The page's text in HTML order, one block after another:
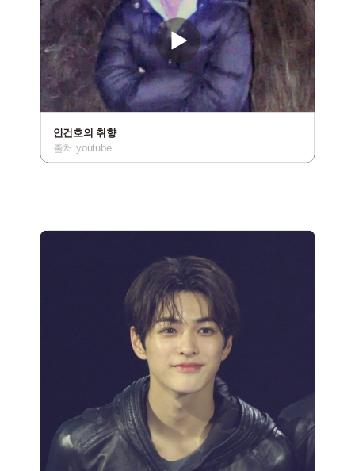
안건호의 취향
출처 youtube